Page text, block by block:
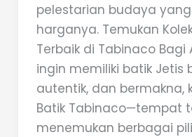
pelestarian budaya
harganya. Temukan
Terbaik di Tabinaco Bagi
ingin memiliki batik Jetis
autentik, dan bermakna,
Batik Tabinaco—tempat
menemukan berbagai